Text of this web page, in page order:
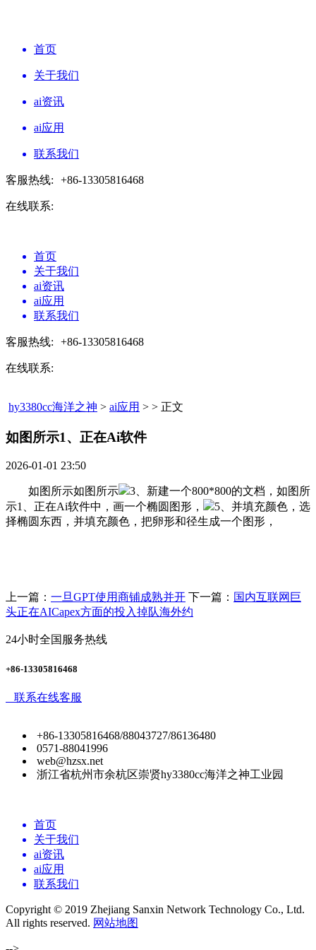
首页
关于我们
ai资讯
ai应用
联系我们
客服热线: +86-13305816468
在线联系:
首页
关于我们
ai资讯
ai应用
联系我们
客服热线: +86-13305816468
在线联系:
hy3380cc海洋之神 > ai应用 > > 正文
如图所示1、正在Ai软件​
2026-01-01 23:50
如图所示如图所示
3、新建一个800*800的文档，如图所
示1、正在Ai软件中，画一个椭圆图形，
5、并填充颜色，选
择椭圆东西，并填充颜色，把卵形和径生成一个图形，
上一篇： 一旦GPT使用商铺成熟并开 下一篇： 国内互联网巨
头正在AICapex方面的投入掉队海外约
24小时全国服务热线
+86-13305816468
联系在线客服
+86-13305816468/88043727/86136480
0571-88041996
web@hzsx.net
浙江省杭州市余杭区崇贤hy3380cc海洋之神工业园
首页
关于我们
ai资讯
ai应用
联系我们
Copyright © 2019 Zhejiang Sanxin Network Technology Co., Ltd.
All rights reserved. 网站地图